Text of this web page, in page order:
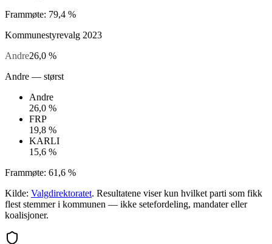
Frammøte: 79,4 %
Kommunestyrevalg 2023
Andre26,0 %
Andre — størst
Andre
26,0 %
FRP
19,8 %
KARLI
15,6 %
Frammøte: 61,6 %
Kilde: Valgdirektoratet. Resultatene viser kun hvilket parti som fikk
flest stemmer i kommunen — ikke setefordeling, mandater eller
koalisjoner.